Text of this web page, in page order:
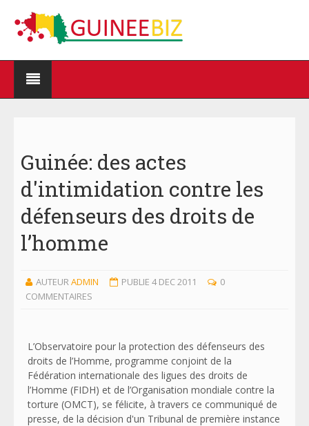
Guinée: des actes
d'intimidation contre les
défenseurs des droits de
l’homme
AUTEURADMIN PUBLIE 4 DEC 2011
0
COMMENTAIRES
L’Observatoire pour la protection des défenseurs des
droits de l’Homme, programme conjoint de la
Fédération internationale des ligues des droits de
l’Homme (FIDH) et de l’Organisation mondiale contre la
torture (OMCT), se félicite, à travers ce communiqué de
presse, de la décision d'un Tribunal de première instance